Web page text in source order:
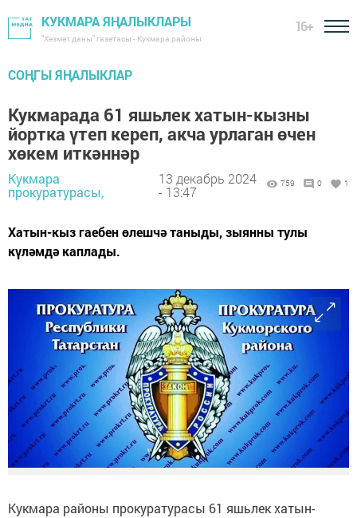
КУКМАРА ЯҢАЛЫКЛАРЫ
"Хезмәт даны" газетасы - Кукмара районы
16+
СОҢГЫ ЯҢАЛЫКЛАР
Кукмарада 61 яшьлек хатын-кызны
йортка үтеп кереп, акча урлаган өчен
хөкем иткәннәр
Кукмара
прокуратурасы,
13 декабрь 2024
- 13:47
759 0 1
Хатын-кыз гаебен өлешчә таныды, зыянны тулы
күләмдә каплады.
Кукмара районы прокуратурасы 61 яшьлек хатын-